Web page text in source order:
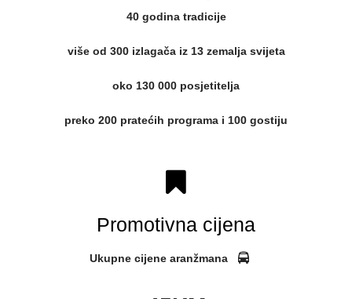
40 godina tradicije
više od 300 izlagača iz 13 zemalja svijeta
oko 130 000 posjetitelja
preko 200 pratećih programa i 100 gostiju
Promotivna cijena
Ukupne cijene aranžmana